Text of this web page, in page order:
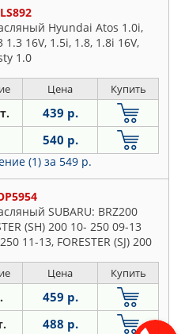
Hyundai Atos 1.0i,
1.3 16V, 1.5i, 1.8, 1.8i 16V,
1.0
Цена Купить
439 р.
540 р.
(1) за 549 р.
SUBARU: BRZ200
(SH) 200 10- 250 09-13
11-13, FORESTER (SJ) 200
седанЦена Купить
459 р.
488 р.